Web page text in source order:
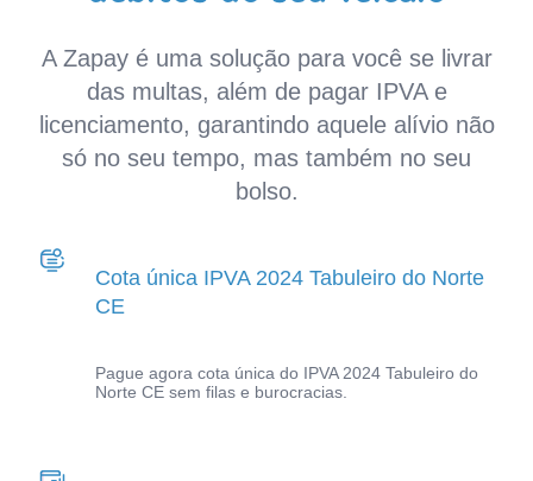
A Zapay é uma solução para você se livrar
das multas, além de pagar IPVA e
licenciamento, garantindo aquele alívio não
só no seu tempo, mas também no seu
bolso.
Cota única IPVA 2024 Tabuleiro do Norte
CE
Pague agora cota única do IPVA 2024 Tabuleiro do
Norte CE sem filas e burocracias.